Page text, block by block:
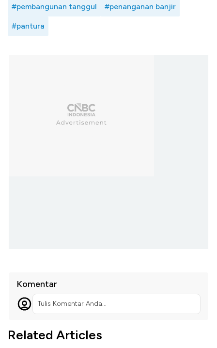
#pembangunan tanggul #penanganan banjir
#pantura
Komentar
Tulis Komentar Anda...
Related Articles